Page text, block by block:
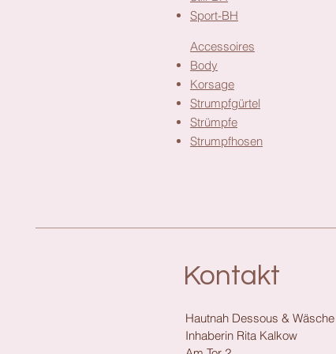
Sport-BH
Accessoires
Body
Korsage
Strumpfgürtel
Strümpfe
Strumpfhosen
Kontakt
Hautnah Dessous & Wäsche
Inhaberin Rita Kalkow